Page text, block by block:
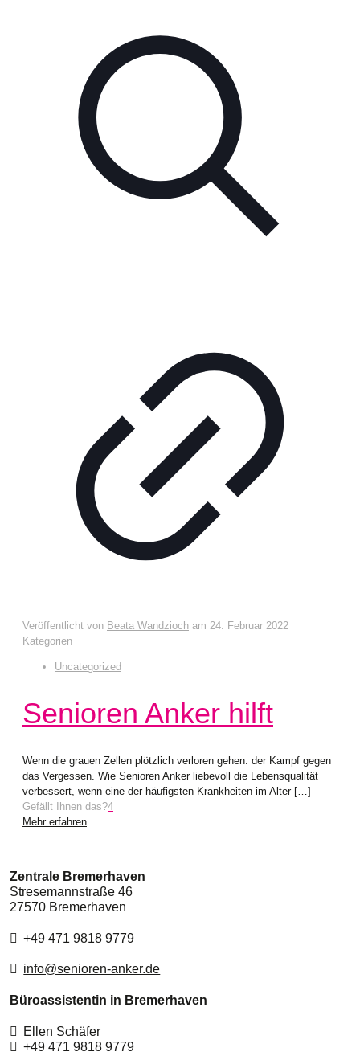
Veröffentlicht von Beata Wandzioch am 24. Februar 2022
Kategorien
Uncategorized
Senioren Anker hilft
Wenn die grauen Zellen plötzlich verloren gehen: der Kampf gegen
das Vergessen. Wie Senioren Anker liebevoll die Lebensqualität
verbessert, wenn eine der häufigsten Krankheiten im Alter[…]
Gefällt Ihnen das?4
Mehr erfahren
Zentrale Bremerhaven
Stresemannstraße 46
27570 Bremerhaven
+49 471 9818 9779
info@senioren-anker.de
Büroassistentin in Bremerhaven
Ellen Schäfer
+49 471 9818 9779